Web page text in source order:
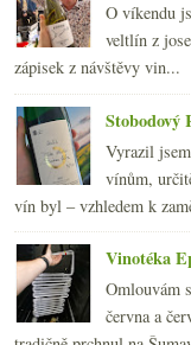
O víkendu
veltlín z
zápisek z návštěvy vin...
Stobodový
Vyrazil
vínům,
vín byl – vzhledem k
Vinotéka
Omlouvám
června a